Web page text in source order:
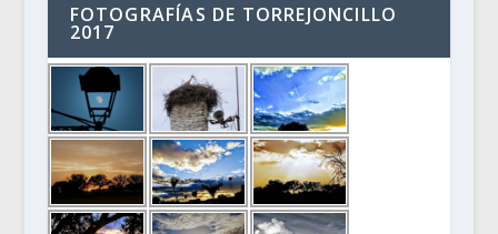
FOTOGRAFÍAS DE TORREJONCILLO
2017